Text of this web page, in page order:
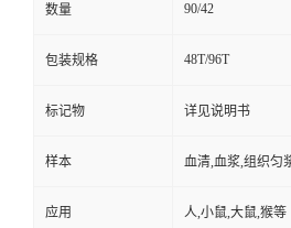
数量 90/42
包装规格 48T/96T
标记物 详见说明书
样本 血清,血浆,组织匀
应用 人,小鼠,大鼠,猴等